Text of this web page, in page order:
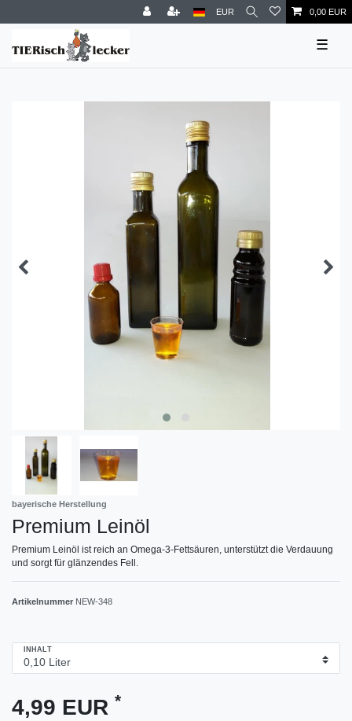
EUR 0,00 EUR
☰
bayerische Herstellung
Premium Leinöl
Premium Leinöl ist reich an Omega-3-Fettsäuren, unterstützt die Verdauung
und sorgt für glänzendes Fell.
Artikelnummer NEW-348
INHALT
4,99 EUR *